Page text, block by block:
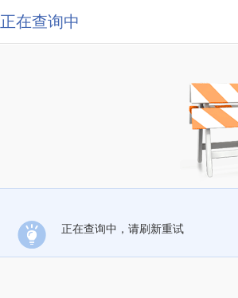
正在查询中
正在查询中，请刷新重试